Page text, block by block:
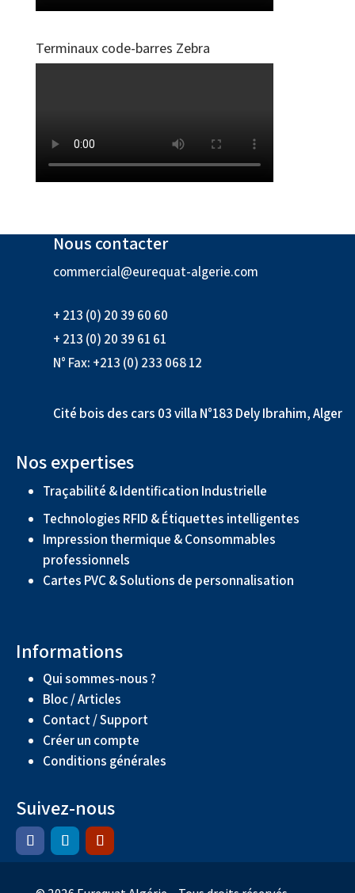
Terminaux code-barres Zebra
Nous contacter
commercial@eurequat-algerie.com
+ 213 (0) 20 39 60 60
+ 213 (0) 20 39 61 61
N° Fax: +213 (0) 233 068 12
Cité bois des cars 03 villa N°183 Dely Ibrahim, Alger
Nos expertises
Traçabilité & Identification Industrielle
Technologies RFID & Étiquettes intelligentes
Impression thermique & Consommables
professionnels
Cartes PVC & Solutions de personnalisation
Informations
Qui sommes-nous ?
Bloc / Articles
Contact / Support
Créer un compte
Conditions générales
Suivez-nous